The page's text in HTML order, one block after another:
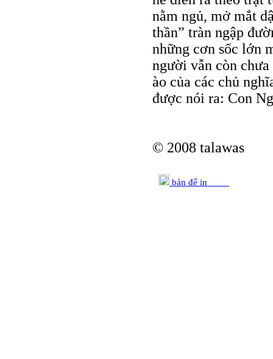
nằm ngủ, mở mắt
thần” tràn ngập
những cơn sốc lớn
người vẫn còn
ào của các chủ
được nói ra: Con
© 2008 talawas
bản để in